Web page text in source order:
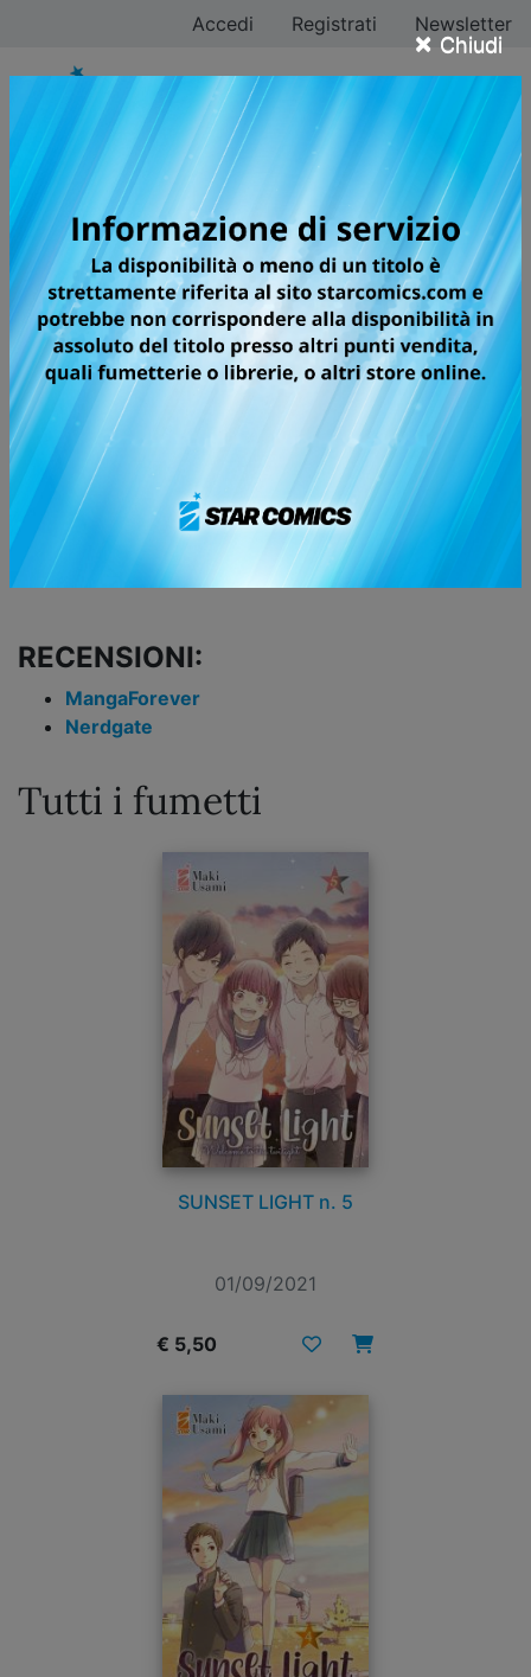
× Chiudi
Accedi Registrati Newsletter
SUNSET LIGHT
UNA DOLCISSIMA E COMMOVENTE
NUOVA STORIA D'AMORE!
Chinami si è da poco trasferita nel palazzo dove abita
la donna che suo padre vorrebbe prendere come
seconda moglie. Inizialmente contraria a questa nuova
unione, la ragazza decide di conoscere la futura
matrigna riservandosi però di esaminarla per bene
prima di dare l’ok al padre. Le cose si complicano
quando scopre che questa ha una figlia e di essere a
sua volta oggetto di studio da parte di due cari amici
della ragazza...
RECENSIONI:
MangaForever
Nerdgate
Tutti i fumetti
SUNSET LIGHT n. 5
01/09/2021
€ 5,50